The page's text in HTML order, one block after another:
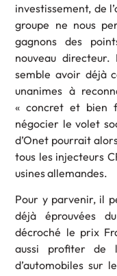
investissement, de
groupe ne nous
gagnons des
nouveau directeur.
semble avoir déjà
unanimes à
« concret et bien
négocier le volet
d’Onet pourrait
tous les injecteurs
usines allemandes.
Pour y parvenir, il
déjà éprouvées
décroché le prix
aussi profiter de
d’automobiles sur